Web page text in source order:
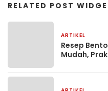
RELATED POST
ARTIKEL
Resep
Mudah,